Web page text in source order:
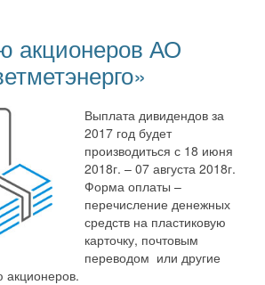
акционеров АО
Выплата дивидендов за
2017 год будет
производиться с 18 июня
2018г. – 07 августа 2018г.
Форма оплаты –
перечисление денежных
средств на пластиковую
карточку, почтовым
переводом или другие
акционеров.